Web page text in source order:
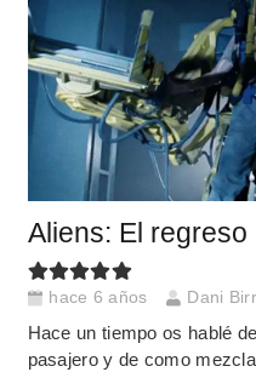
Aliens: El regreso
hace 6 años Dani
Hace un tiempo os hablé
pasajero y de como